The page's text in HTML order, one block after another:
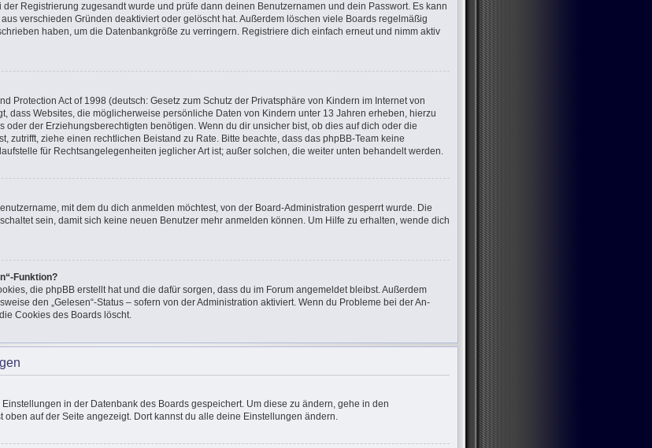
Registrierung zugesandt wurde und prüfe dann deinen Benutzernamen und dein Passwort. Es kann
verschieden Gründen deaktiviert oder gelöscht hat. Außerdem löschen viele Boards regelmäßig
haben, um die Datenbankgröße zu verringern. Registriere dich einfach erneut und nimm aktiv
Protection Act of 1998 (deutsch: Gesetz zum Schutz der Privatsphäre von Kindern im Internet von
dass Websites, die möglicherweise persönliche Daten von Kindern unter 13 Jahren erheben, hierzu
oder der Erziehungsberechtigten benötigen. Wenn du dir unsicher bist, ob dies auf dich oder die
zutrifft, ziehe einen rechtlichen Beistand zu Rate. Bitte beachte, dass das phpBB-Team keine
für Rechtsangelegenheiten jeglicher Art ist; außer solchen, die weiter unten behandelt werden.
mit dem du dich anmelden möchtest, von der Board-Administration gesperrt wurde. Die
sein, damit sich keine neuen Benutzer mehr anmelden können. Um Hilfe zu erhalten, wende dich
Funktion?
die phpBB erstellt hat und die dafür sorgen, dass du im Forum angemeldet bleibst. Außerdem
den „Gelesen“-Status – sofern von der Administration aktiviert. Wenn du Probleme bei der An-
Cookies des Boards löscht.
in der Datenbank des Boards gespeichert. Um diese zu ändern, gehe in den
oben auf der Seite angezeigt. Dort kannst du alle deine Einstellungen ändern.